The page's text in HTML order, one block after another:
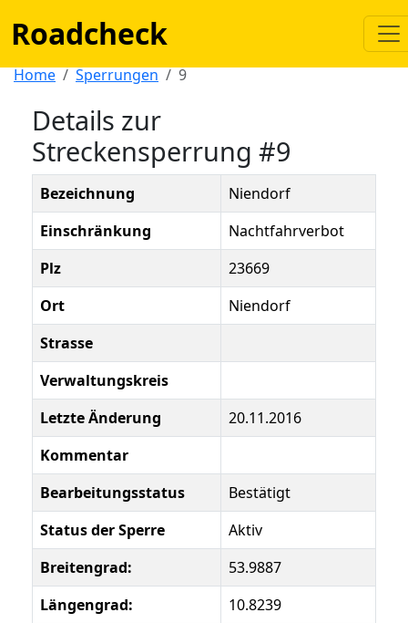
Roadcheck
Home Sperrungen 9
Details zur
Streckensperrung #9
Bezeichnung
Niendorf
Einschränkung
Nachtfahrverbot
Plz
23669
Ort
Niendorf
Strasse
Verwaltungskreis
Letzte Änderung
20.11.2016
Kommentar
Bearbeitungsstatus
Bestätigt
Status der Sperre
Aktiv
Breitengrad:
53.9887
Längengrad:
10.8239